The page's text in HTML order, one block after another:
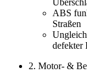
ABS
Straßen
defekter
2. Motor- &